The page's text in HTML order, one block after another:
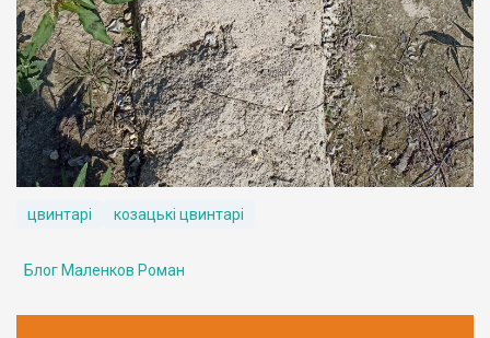
цвинтарі козацькі цвинтарі
Блог Маленков Роман